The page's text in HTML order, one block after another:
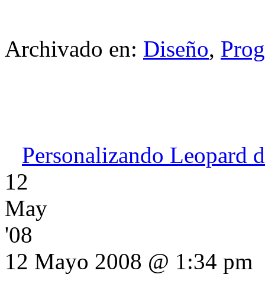
Archivado en: Diseño,
Personalizando Leopard
12
May
'08
12 Mayo 2008 @ 1:34 pm